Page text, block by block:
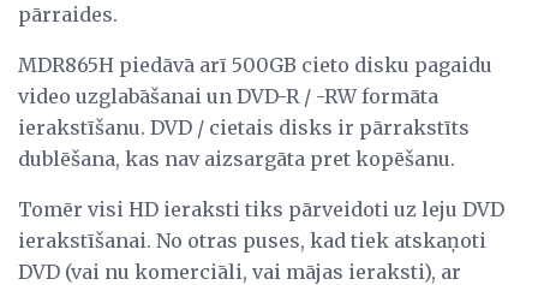
pārraides.
MDR865H piedāvā arī 500GB cieto disku pagaidu
video uzglabāšanai un DVD-R / -RW formāta
ierakstīšanu. DVD / cietais disks ir pārrakstīts
dublēšana, kas nav aizsargāta pret kopēšanu.
Tomēr visi HD ieraksti tiks pārveidoti uz leju DVD
ierakstīšanai. No otras puses, kad tiek atskaņoti
DVD (vai nu komerciāli, vai mājas ieraksti), ar